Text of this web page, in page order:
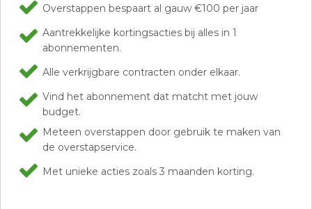
Overstappen bespaart al gauw €100 per jaar
Aantrekkelijke kortingsacties bij alles in 1
abonnementen.
Alle verkrijgbare contracten onder elkaar.
Vind het abonnement dat matcht met jouw
budget.
Meteen overstappen door gebruik te maken van
de overstapservice.
Met unieke acties zoals 3 maanden korting.